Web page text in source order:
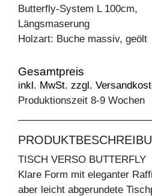
Butterfly-System L 100cm,
Längsmaserung
Holzart: Buche massiv, geölt
Gesamtpreis
inkl. MwSt. zzgl.
Produktionszeit 8-9 Wochen
TISCH VERSO BUTTERFLY
Klare Form mit eleganter
aber leicht abgerundete